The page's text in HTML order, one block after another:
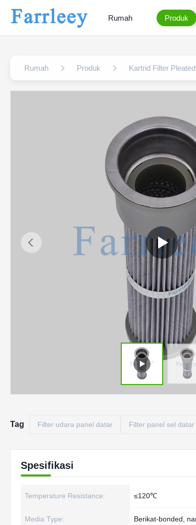
Rumah Produk
Rumah Produk Kartrid Filter Pleated
Tag Filter udara panel datar Filter panel sel datar
Spesifikasi
Temperature Resistance: ≤120℃
Media Type:
Berikat-bonded,